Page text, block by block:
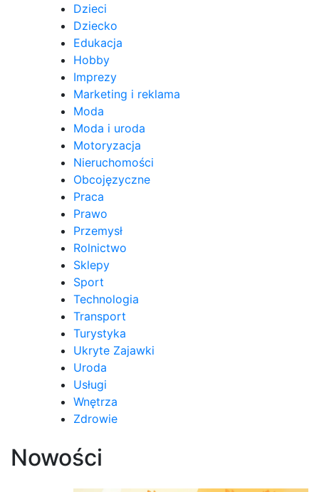
Dzieci
Dziecko
Edukacja
Hobby
Imprezy
Marketing i reklama
Moda
Moda i uroda
Motoryzacja
Nieruchomości
Obcojęzyczne
Praca
Prawo
Przemysł
Rolnictwo
Sklepy
Sport
Technologia
Transport
Turystyka
Ukryte Zajawki
Uroda
Usługi
Wnętrza
Zdrowie
Nowości